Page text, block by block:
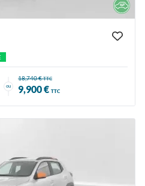
ou
18,740 €TTC
9,900 € TTC